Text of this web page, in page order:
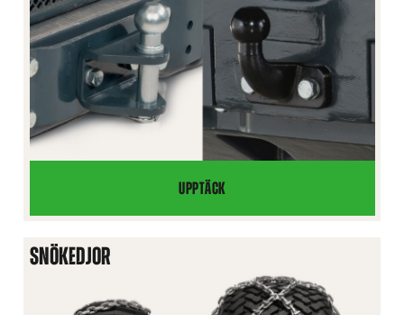
UPPTÄCK
KULKOPPLING
SNÖKEDJOR